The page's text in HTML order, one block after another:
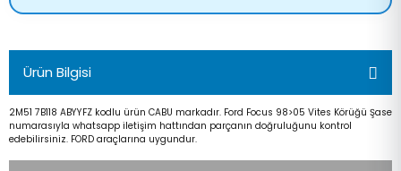
Ürün Bilgisi
2M51 7B118 ABYYFZ kodlu ürün CABU markadır. Ford Focus 98>05 Vites Körüğü Şase
numarasıyla whatsapp iletişim hattından parçanın doğruluğunu kontrol
edebilirsiniz. FORD araçlarına uygundur.